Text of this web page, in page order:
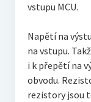
vstupu MCU.
Napětí na
na vstupu.
i k přepětí na
obvodu.
rezistory jsou